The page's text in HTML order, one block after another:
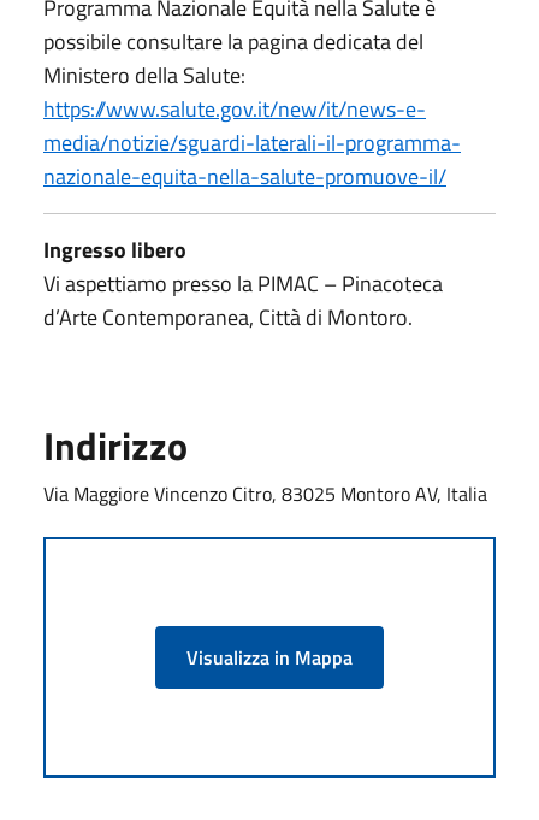
Programma Nazionale Equità nella Salute è
possibile consultare la pagina dedicata del
Ministero della Salute:
https://www.salute.gov.it/new/it/news-e-
media/notizie/sguardi-laterali-il-programma-
nazionale-equita-nella-salute-promuove-il/
Ingresso libero
Vi aspettiamo presso la PIMAC – Pinacoteca
d’Arte Contemporanea, Città di Montoro.
Indirizzo
Via Maggiore Vincenzo Citro, 83025 Montoro AV, Italia
Visualizza in Mappa